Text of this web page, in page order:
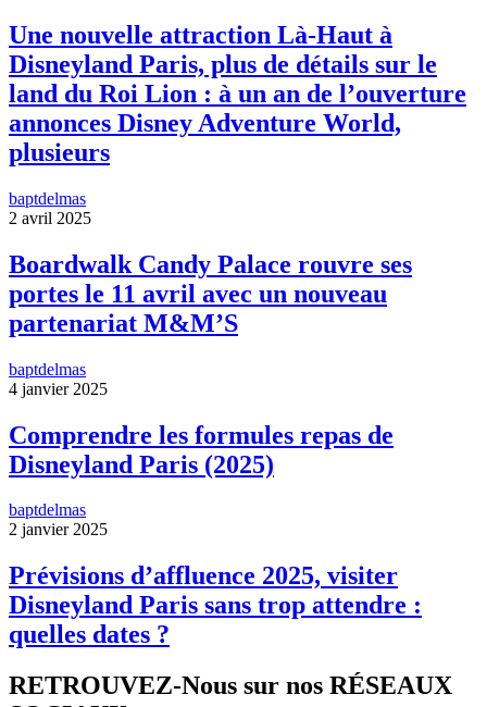
Une nouvelle attraction Là-Haut à
Disneyland Paris, plus de détails sur le
land du Roi Lion : à un an de l’ouverture
annonces Disney Adventure World,
plusieurs
baptdelmas
2 avril 2025
Boardwalk Candy Palace rouvre ses
portes le 11 avril avec un nouveau
partenariat M&M’S
baptdelmas
4 janvier 2025
Comprendre les formules repas de
Disneyland Paris (2025)
baptdelmas
2 janvier 2025
Prévisions d’affluence 2025, visiter
Disneyland Paris sans trop attendre :
quelles dates ?
RETROUVEZ-Nous sur nos RÉSEAUX